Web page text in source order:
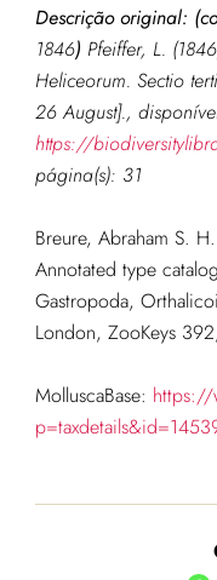
Descrição original:
1846) Pfeiffer, L.
Heliceorum. Sectio
26 August].,
https://
página(s): 31
Breure, Abraham S.
Annotated type
Gastropoda,
London, ZooKeys
MolluscaBase: https://